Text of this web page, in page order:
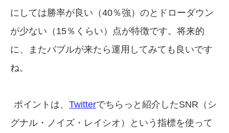
にしては勝率が良い（40％強）のとドローダウン
が少ない（15％くらい）点が特徴です。将来的
に、またバブルが来たら運用してみても良いです
ね。
ポイントは、Twitterでちらっと紹介したSNR（シ
グナル・ノイズ・レイシオ）という指標を使って